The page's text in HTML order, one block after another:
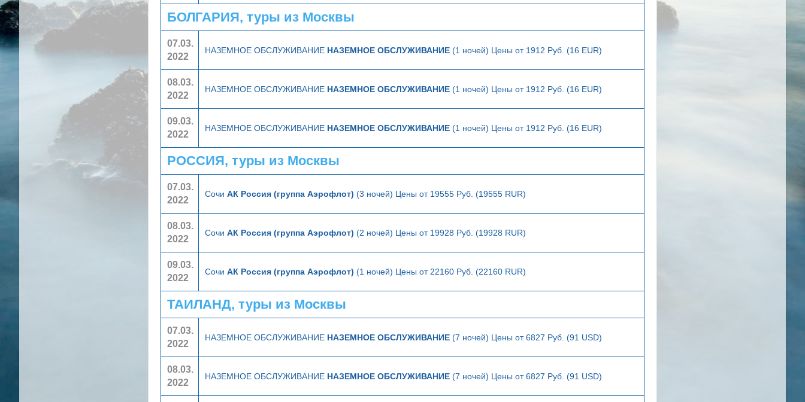
БОЛГАРИЯ, туры из Москвы
07.03.
2022
НАЗЕМНОЕ ОБСЛУЖИВАНИЕ НАЗЕМНОЕ ОБСЛУЖИВАНИЕ (1 ночей) Цены от 1912 Руб. (16 EUR)
08.03.
2022
НАЗЕМНОЕ ОБСЛУЖИВАНИЕ НАЗЕМНОЕ ОБСЛУЖИВАНИЕ (1 ночей) Цены от 1912 Руб. (16 EUR)
09.03.
2022
НАЗЕМНОЕ ОБСЛУЖИВАНИЕ НАЗЕМНОЕ ОБСЛУЖИВАНИЕ (1 ночей) Цены от 1912 Руб. (16 EUR)
РОССИЯ, туры из Москвы
07.03.
2022
Сочи АК Россия (группа Аэрофлот) (3 ночей) Цены от 19555 Руб. (19555 RUR)
08.03.
2022
Сочи АК Россия (группа Аэрофлот) (2 ночей) Цены от 19928 Руб. (19928 RUR)
09.03.
2022
Сочи АК Россия (группа Аэрофлот) (1 ночей) Цены от 22160 Руб. (22160 RUR)
ТАИЛАНД, туры из Москвы
07.03.
2022
НАЗЕМНОЕ ОБСЛУЖИВАНИЕ НАЗЕМНОЕ ОБСЛУЖИВАНИЕ (7 ночей) Цены от 6827 Руб. (91 USD)
08.03.
2022
НАЗЕМНОЕ ОБСЛУЖИВАНИЕ НАЗЕМНОЕ ОБСЛУЖИВАНИЕ (7 ночей) Цены от 6827 Руб. (91 USD)